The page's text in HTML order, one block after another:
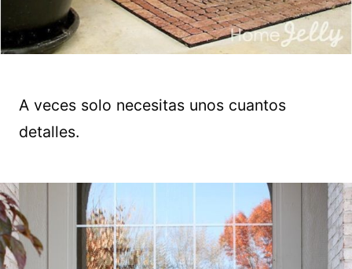
A veces solo necesitas unos cuantos
detalles.